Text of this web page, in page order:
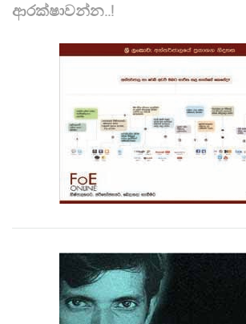
ආරක්ෂාවන්න..!